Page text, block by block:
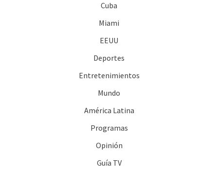
Cuba
Miami
EEUU
Deportes
Entretenimientos
Mundo
América Latina
Programas
Opinión
Guía TV